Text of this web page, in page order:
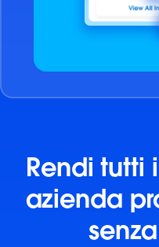
Rendi tutti
azienda